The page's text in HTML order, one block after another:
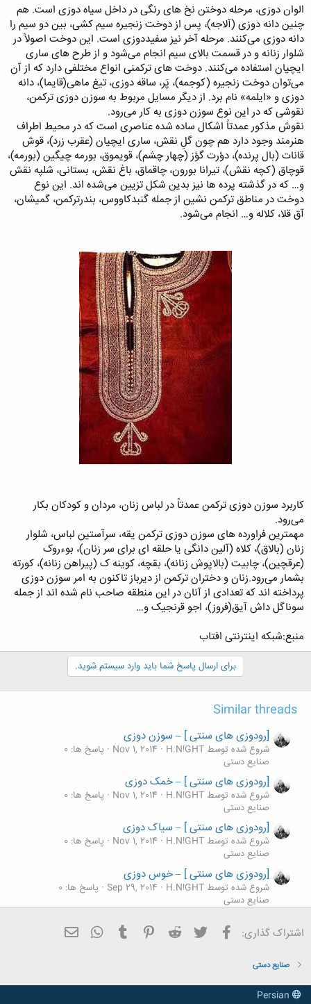
الوان دوزی، مرحله دوختن نخ های رنگی در داخل سیاه دوزی است. هم
چنین دانه دوزی (آلاجه)، پس از دوخت زنجیره سیم کشی، بین دو سیم را
دانه دوزی می‌کنند. مرحله آخر نیز سفیددوزی است.‌ این دوخت اصولاً در
شلوار زنانه و در قسمت بالای سیم انجام می‌شود و از طرح های ساری
ایچیان استفاده می‌کنند. دوخت های ترکمنی انواع مختلفی دارد که از آن
می‌توان دوخت زنجیره (کوجمه)، پَر، ساقه دوزی، تیغ ماهی(قایما)، دانه
دوزی و «ایلمه» نام برد. از دیگر مسایل مربوط به سوزن دوزی ترکمن،
نقوشی که در این نوع سوزن دوزی به کار می‌رود.
نقوش مذکور عمدتاً اشکال ساده شده عناصری است که در محیط اطراف
هنرمند وجود دارد هم چون گلِ نقش، ساری ایچیان (عقرب زرد)، قوش
قانات (بال پرنده)، دؤرت گؤز (چهار چشم)، قویموق، بورمه چیگین (بورمه)،
قوچاق (کچه نقش)، تیرانا بورون، چاقماق، باغ نقش، بستانی، شلپه نقش
و… که در گذشته پرده ها نیز بدین شکل تزیین می‌شده اند. این نوع
دوخت در مناطق ترکمن نشین از جمله گنبدکاووس، بندرترکمن، گمیشان،
آق قلا، کلاله و… انجام می‌شود.
کاربرد سوزن دوزی ترکمن عمدتاً در لباس زنان، مردان و کودکان بکار
می‌رود.
مهمترین فراورده های سوزن دوزی ترکمن یقه، سرآستین لباس، شلوار
زنان (بالاق)، کلاه (آلین دانگی یا حلقه ای برای سر زنان)، بوءروک
(عرقچین)، چابیت (بالاپوش زنانه)، بقچه، کوینه ک (پیراهن زنانه)، کورته
بشمار می‌رود.زنان و دختران ترکمن از دیرباز تاکنون به امر سوزن دوزی
پرداخته اند که تعدادی از آنان در این منطقه صاحب نام شده اند از جمله
سوناگل داش آیق(فروز)، اجو قرنجیک و…
منبع:شبکه اینترنتی افتاب
برای ارسال پاسخ شما باید وارد سیستم شوید.
Similar threads
[رودوزی های سنتی ] – سوزن دوزی
شروع شده توسط H.N!GHT Nov 1, 2014
پاسخ ها: 0
صنایع دستی
[رودوزی های سنتی ] – خمک دوزی
شروع شده توسط H.N!GHT Nov 1, 2014
پاسخ ها: 0
صنایع دستی
[رودوزی های سنتی ] – سیاک دوزی
شروع شده توسط H.N!GHT Nov 1, 2014
پاسخ ها: 0
صنایع دستی
[رودوزی های سنتی ] – خوس دوزی
شروع شده توسط H.N!GHT Sep 29, 2014 پاسخ ها: 0
صنایع دستی
[رودوزی های سنتی ] – گونی دوزی
شروع شده توسط H.N!GHT Sep 28, 2014
پاسخ ها: 0
اشتراک گذاری: فیسبوک تویتر Reddit
Pinterest
Tumblr
WhatsApp
صنایع دستی